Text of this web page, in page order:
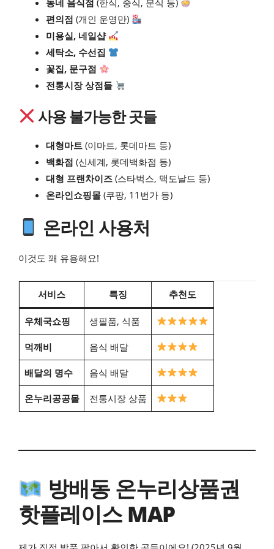
동네 음식점 (한식, 중식, 분식 등)
편의점 (개인 운영만)
미용실, 네일샵
세탁소, 수선집
꽃집, 문구점
전통시장 상점들
사용 불가능한 곳들
대형마트 (이마트, 롯데마트 등)
백화점 (신세계, 롯데백화점 등)
대형 프랜차이즈 (스타벅스, 맥도날드 등)
온라인쇼핑몰 (쿠팡, 11번가 등)
온라인 사용처
이것도 꽤 유용해요!
서비스 특징 추천도
우체국쇼핑 생필품, 식품
먹깨비 음식 배달
배달의 명수 음식 배달
온누리공공몰 전통시장 상품
방배동 온누리상품권
핫플레이스 MAP